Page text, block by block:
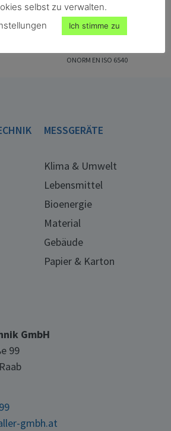
2
ONORM EN ISO 287
ONORM EN ISO 6540
MESSGERÄTE
Klima & Umwelt
Lebensmittel
Bioenergie
Material
Gebäude
Papier & Karton
GmbH
99
gmbh.at
selbst zu verwalten.
Ich stimme zu